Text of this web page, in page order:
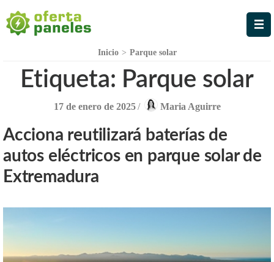
Oferta Paneles
La Mejor Oferta en Paneles
Solares
Inicio > Parque solar
Etiqueta: Parque solar
17 de enero de 2025 / Maria Aguirre
Acciona reutilizará baterías de
autos eléctricos en parque solar de
Extremadura